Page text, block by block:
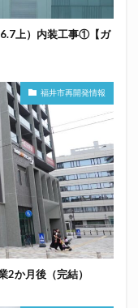
上）内装工事①【ガ
福井市再開発情報
2か月後（完結）